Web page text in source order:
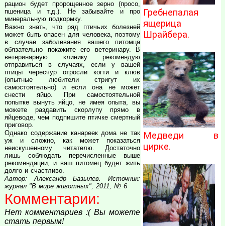
рацион будет пророщенное зерно (просо,
пшеница и т.д.). Не забывайте и про
минеральную подкормку.
Важно знать, что ряд птичьих болезней
может быть опасен для человека, поэтому
в случае заболевания вашего питомца
обязательно покажите его ветеринару. В
ветеринарную клинику рекомендую
отправиться в случаях, если у вашей
птицы чересчур отросли когти и клюв
(опытные любители стригут их
самостоятельно) и если она не может
снести яйцо. При самостоятельной
попытке вынуть яйцо, не имея опыта, вы
можете раздавить скорлупу прямо в
яйцеводе, чем подпишите птичке смертный
приговор.
Однако содержание канареек дома не так
уж и сложно, как может показаться
неискушенному читателю. Достаточно
лишь соблюдать перечисленные выше
рекомендации, и ваш питомец будет жить
долго и счастливо.
Автор: Александр Базылев. Источник:
журнал "В мире животных", 2011, № 6
Комментарии:
Нет комментариев :( Вы можете
стать первым!
Гребнепалая
ящерица
Шрайбера.
Медведи в
цирке.